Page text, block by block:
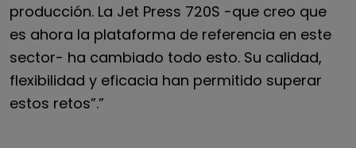
producción. La Jet Press 720S -que creo que
es ahora la plataforma de referencia en este
sector- ha cambiado todo esto. Su calidad,
flexibilidad y eficacia han permitido superar
estos retos”.”